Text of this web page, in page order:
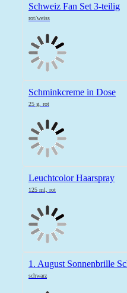
Schweiz Fan Set 3-teilig
rot/weiss
Schminkcreme in Dose
25 g, rot
Leuchtcolor Haarspray
125 ml, rot
1. August Sonnenbrille
schwarz